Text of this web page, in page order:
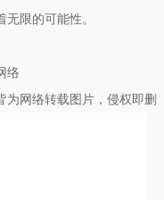
限的可能性。
络
为网络转载图片，侵权即删